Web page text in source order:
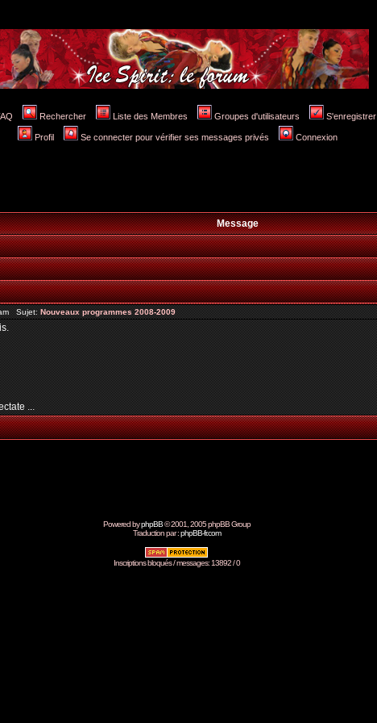
Rechercher Liste des Membres Groupes d'utilisateurs S'enregistrer
Profil Se connecter pour vérifier ses messages privés Connexion
Message
Sujet:Nouveaux programmes 2008-2009
...
Powered byphpBB© 2001, 2005 phpBB Group
Traduction par :phpBB-fr.com
Inscriptions bloqués / messages: 13892 / 0